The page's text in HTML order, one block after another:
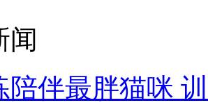
闻
陪伴最胖猫咪